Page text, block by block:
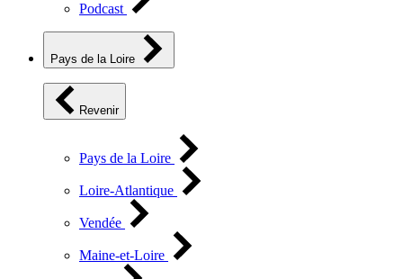
Podcast
Pays de la Loire
Revenir
Pays de la Loire
Loire-Atlantique
Vendée
Maine-et-Loire